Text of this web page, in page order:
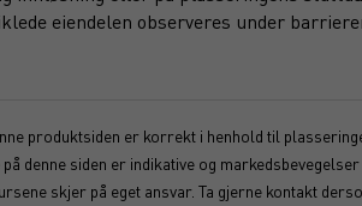
eiendelen observeres under
produktsiden er korrekt i henhold til
denne siden er indikative og
skjer på eget ansvar. Ta gjerne kontakt